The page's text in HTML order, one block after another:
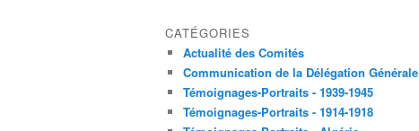
CATÉGORIES
Actualité des Comités
Communication de la Délégation Générale
Témoignages-Portraits - 1939-1945
Témoignages-Portraits - 1914-1918